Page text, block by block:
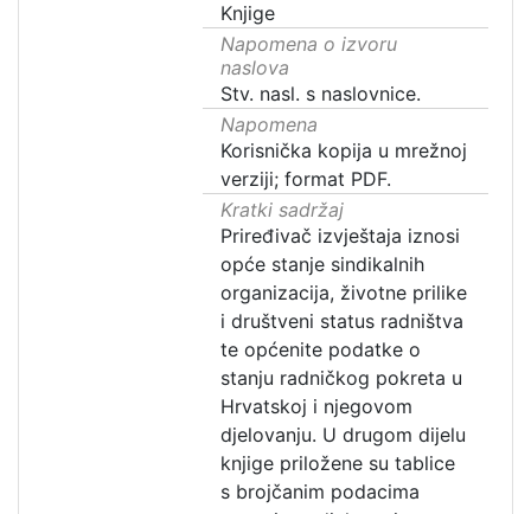
Knjige
Napomena o izvoru
naslova
Stv. nasl. s naslovnice.
Napomena
Korisnička kopija u mrežnoj
verziji; format PDF.
Kratki sadržaj
Priređivač izvještaja iznosi
opće stanje sindikalnih
organizacija, životne prilike
i društveni status radništva
te općenite podatke o
stanju radničkog pokreta u
Hrvatskoj i njegovom
djelovanju. U drugom dijelu
knjige priložene su tablice
s brojčanim podacima